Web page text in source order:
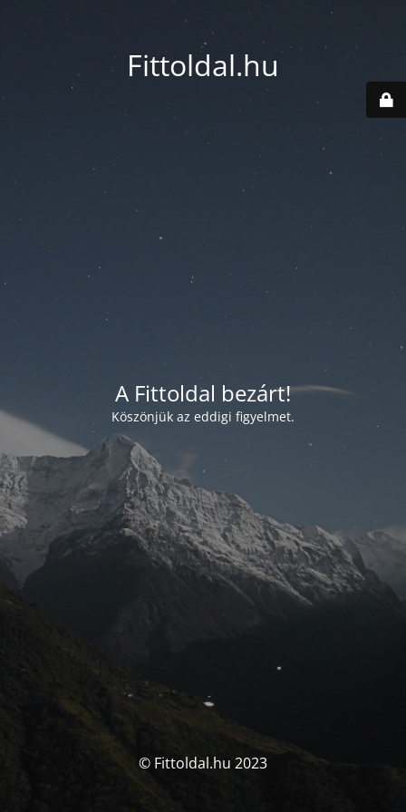
Fittoldal.hu
A Fittoldal bezárt!
Köszönjük az eddigi figyelmet.
© Fittoldal.hu 2023